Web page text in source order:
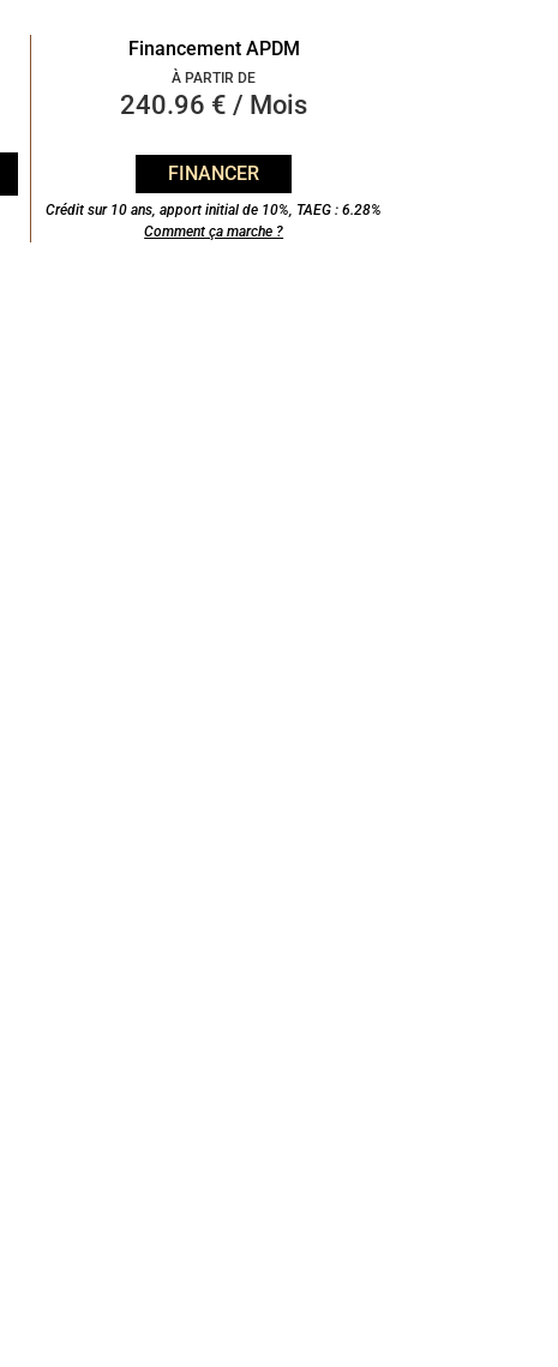
Financement APDM
À PARTIR DE
240.96 € / Mois
FINANCER
Crédit sur 10 ans, apport initial de 10%, TAEG : 6.28%
Comment ça marche ?